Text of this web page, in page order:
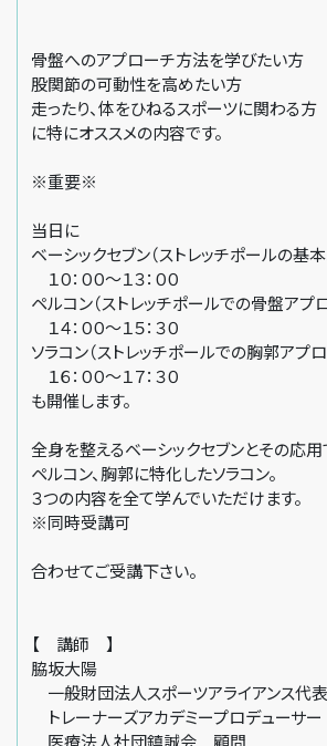
骨盤へのアプローチ方法を学びたい方
股関節の可動性を高めたい方
走ったり、体をひねるスポーツに関わる方
に特にオススメの内容です。
※重要※
当日に
ベーシックセブン（ストレッチポールの基本
１０：００〜１３：００
ペルコン（ストレッチポールでの骨盤アプ
１４：００〜１５：３０
ソラコン（ストレッチポールでの胸郭アプロ
１６：００〜１７：３０
も開催します。
全身を整えるベーシックセブンとその応
ペルコン、胸郭に特化したソラコン。
３つの内容を全て学んでいただけます。
※同時受講可
合わせてご受講下さい。
【 講師 】
脇坂大陽
一般財団法人スポーツアライアンス代
トレーナーズアカデミープロデューサー